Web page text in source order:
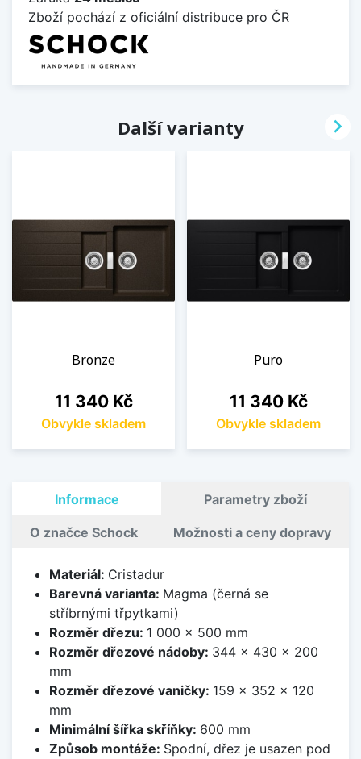
Zboží pochází z oficiální distribuce pro ČR
Další varianty
Bronze
Cena
11 340 Kč
Obvykle skladem
Puro
Cena
11 340 Kč
Obvykle skladem

Informace Parametry zboží
O značce Schock Možnosti a ceny dopravy
Materiál: Cristadur
Barevná varianta: Magma (černá se
stříbrnými třpytkami)
Rozměr dřezu: 1 000 x 500 mm
Rozměr dřezové nádoby: 344 x 430 x 200
mm
Rozměr dřezové vaničky: 159 x 352 x 120
mm
Minimální šířka skříňky: 600 mm
Způsob montáže: Spodní, dřez je usazen pod